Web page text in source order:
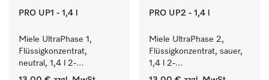
PRO UP1 - 1,4 l
Miele UltraPhase 1,
Flüssigkonzentrat,
neutral, 1,4 l 2-
Komponentenwaschmittel
PRO UP2 - 1,4 l
Miele UltraPhase 2,
Flüssigkonzentrat, sauer,
1,4 l 2-
Komponentenwaschmittel